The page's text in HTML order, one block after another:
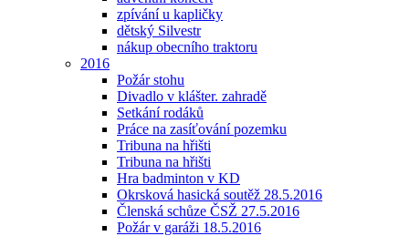
zpívání u kapličky
dětský Silvestr
nákup obecního traktoru
2016
Požár stohu
Divadlo v klášter. zahradě
Setkání rodáků
Práce na zasíťování pozemku
Tribuna na hřišti
Tribuna na hřišti
Hra badminton v KD
Okrsková hasická soutěž 28.5.2016
Členská schůze ČSŽ 27.5.2016
Požár v garáži 18.5.2016